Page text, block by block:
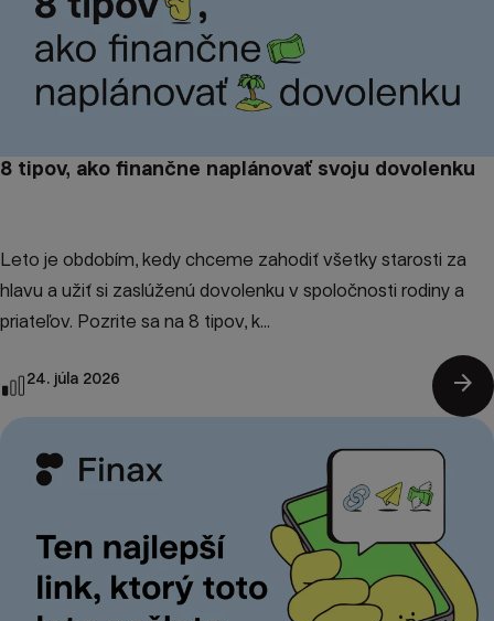
8 tipov, ako finančne naplánovať svoju dovolenku
Leto je obdobím, kedy chceme zahodiť všetky starosti za
hlavu a užiť si zaslúženú dovolenku v spoločnosti rodiny a
priateľov. Pozrite sa na 8 tipov, k...
24. júla 2026 arrow_forward